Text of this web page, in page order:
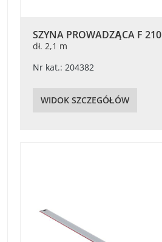
SZYNA PROWADZĄCA F 210
dł. 2,1 m
Nr kat.: 204382
WIDOK SZCZEGÓŁÓW